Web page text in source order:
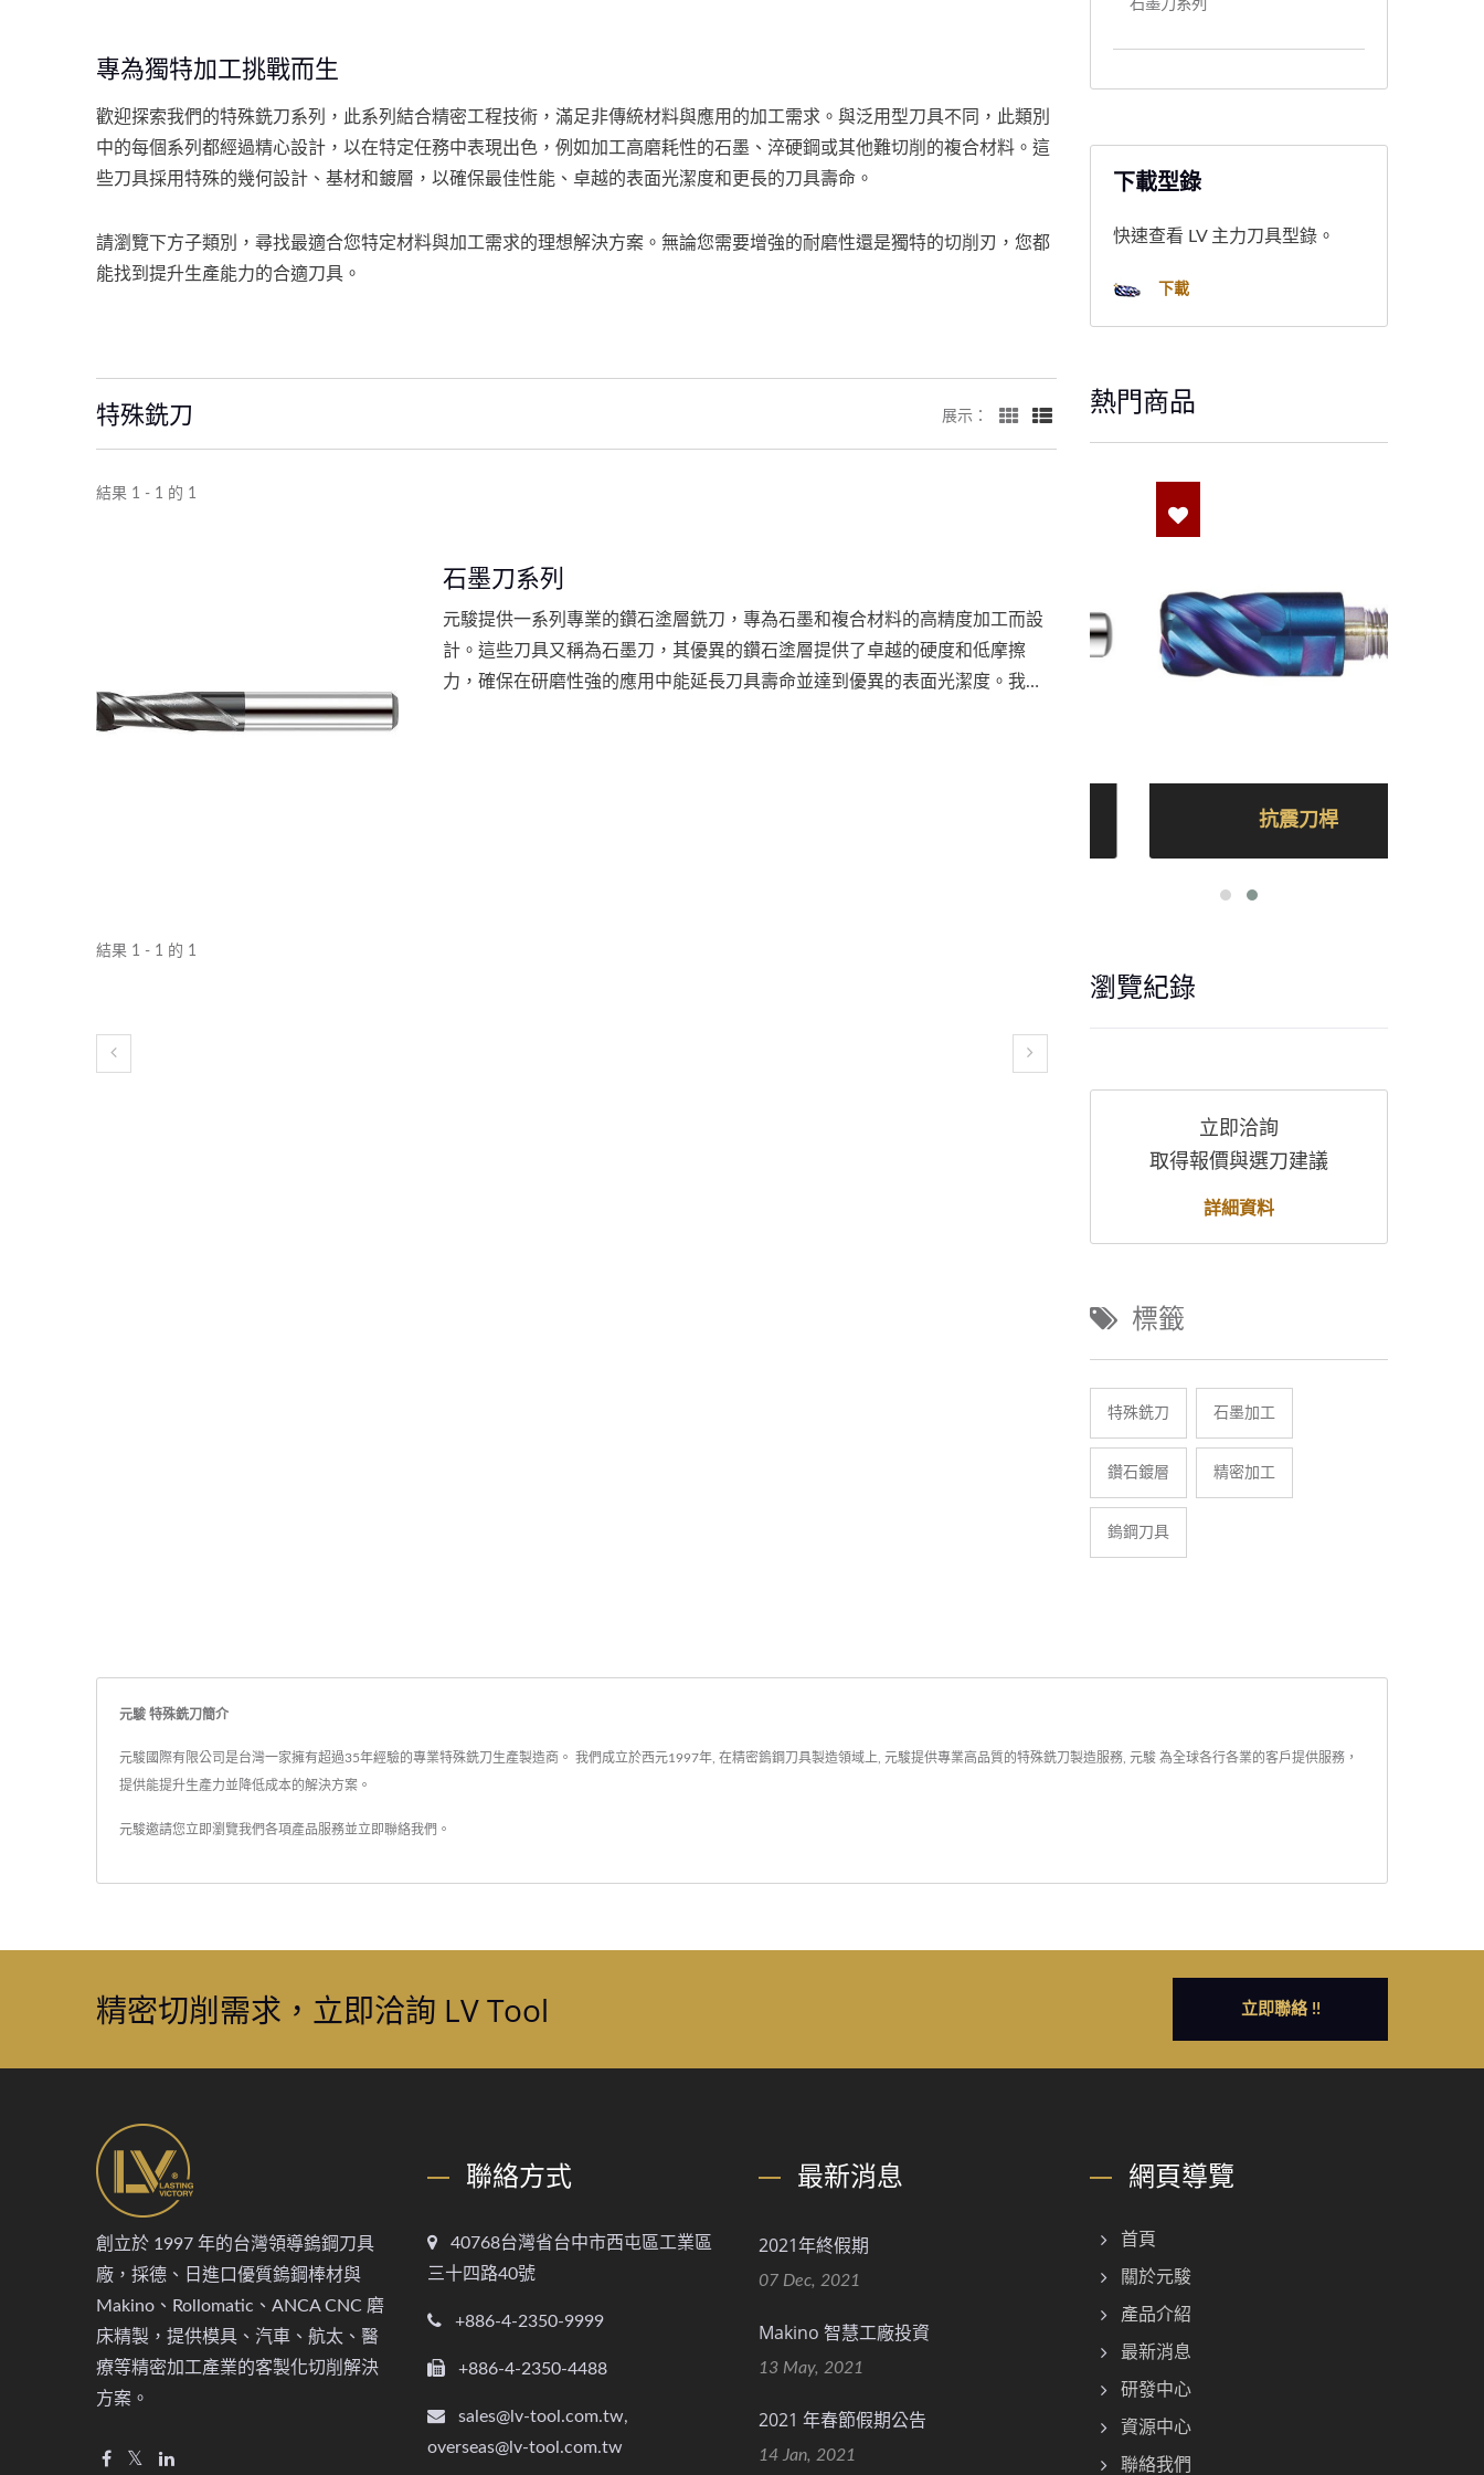
專為獨特加工挑戰而生
歡迎探索我們的特殊銑刀系列，此系列結合精密工程技術，滿足非傳統材料與應用的加工需求。與泛用型刀具不同，此類別
中的每個系列都經過精心設計，以在特定任務中表現出色，例如加工高磨耗性的石墨、淬硬鋼或其他難切削的複合材料。這
些刀具採用特殊的幾何設計、基材和鍍層，以確保最佳性能、卓越的表面光潔度和更長的刀具壽命。
請瀏覽下方子類別，尋找最適合您特定材料與加工需求的理想解決方案。無論您需要增強的耐磨性還是獨特的切削刃，您都
能找到提升生產能力的合適刀具。
特殊銑刀 展示：
結果 1 - 1 的 1
石墨刀系列
元駿提供一系列專業的鑽石塗層銑刀，專為石墨和複合材料的高精度加工而設
計。這些刀具又稱為石墨刀，其優異的鑽石塗層提供了卓越的硬度和低摩擦
力，確保在研磨性強的應用中能延長刀具壽命並達到優異的表面光潔度。我們
結果 1 - 1 的 1
石墨刀系列
下載型錄
快速查看 LV 主力刀具型錄。
下載
熱門商品
抗震刀桿
瀏覽紀錄
立即洽詢
取得報價與選刀建議
詳細資料
標籤
特殊銑刀 石墨加工
鑽石鍍層 精密加工
鎢鋼刀具
元駿 特殊銑刀簡介
元駿國際有限公司是台灣一家擁有超過35年經驗的專業特殊銑刀生產製造商。 我們成立於西元1997年, 在精密鎢鋼刀具製造領域上, 元駿提供專業高品質的特殊銑刀製造服務, 元駿 為全球各行各業的客戶提供服務，
提供能提升生產力並降低成本的解決方案。
元駿邀請您立即瀏覽我們各項產品服務並立即聯絡我們 。
精密切削需求，立即洽詢 LV Tool 立即聯絡 !!
創立於 1997 年的台灣領導鎢鋼刀具
廠，採德、日進口優質鎢鋼棒材與
Makino、Rollomatic、ANCA CNC 磨
床精製，提供模具、汽車、航太、醫
療等精密加工產業的客製化切削解決
方案。
聯絡方式
40768台灣省台中市西屯區工業區
三十四路40號
+886-4-2350-9999
+886-4-2350-4488
sales@lv-tool.com.tw,
overseas@lv-tool.com.tw
最新消息
2021年終假期
07 Dec, 2021
Makino 智慧工廠投資
13 May, 2021
2021 年春節假期公告
14 Jan, 2021
網頁導覽
首頁
關於元駿
產品介紹
最新消息
研發中心
資源中心
聯絡我們